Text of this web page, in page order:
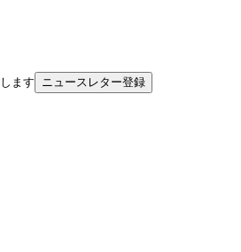
ます ニュースレター登録